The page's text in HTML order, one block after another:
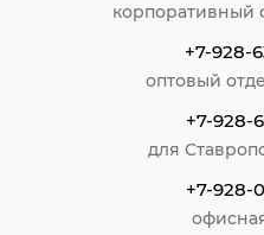
корпоративный
+7-928-
оптовый
+7-928-
для
+7-928-